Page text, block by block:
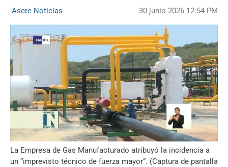
Asere Noticias 30 junio 2026 12:54 PM
La Empresa de Gas Manufacturado atribuyó la incidencia a
un “imprevisto técnico de fuerza mayor”. (Captura de pantalla